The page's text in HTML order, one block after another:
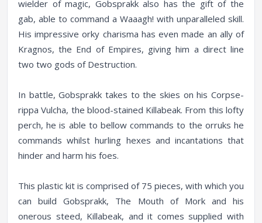
wielder of magic, Gobsprakk also has the gift of the
gab, able to command a Waaagh! with unparalleled skill.
His impressive orky charisma has even made an ally of
Kragnos, the End of Empires, giving him a direct line
two two gods of Destruction.
In battle, Gobsprakk takes to the skies on his Corpse-
rippa Vulcha, the blood-stained Killabeak. From this lofty
perch, he is able to bellow commands to the orruks he
commands whilst hurling hexes and incantations that
hinder and harm his foes.
This plastic kit is comprised of 75 pieces, with which you
can build Gobsprakk, The Mouth of Mork and his
onerous steed, Killabeak, and it comes supplied with